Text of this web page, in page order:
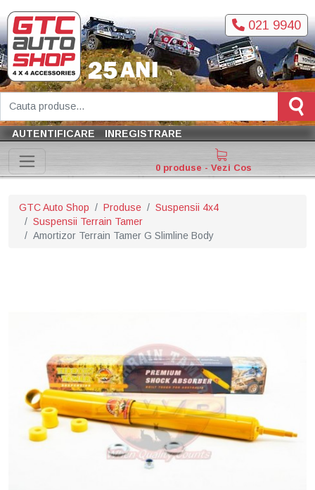
021 9940
AUTENTIFICARE INREGISTRARE
0 produse - Vezi Cos
GTC Auto Shop Produse
Suspensii 4x4
Suspensii Terrain Tamer
Amortizor Terrain Tamer G Slimline Body